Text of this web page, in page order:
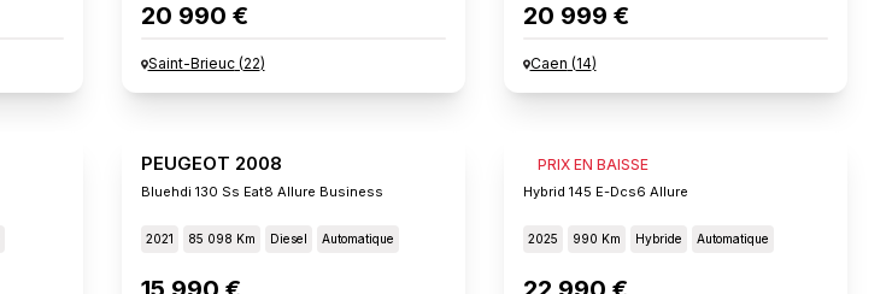
20 990 €
Saint-Brieuc(22)
20 999 €
Caen (14)
PEUGEOT 2008
Bluehdi 130 Ss Eat8 Allure Business
2021 85 098 Km Diesel Automatique
PRIX EN BAISSE
PEUGEOT 2008
Hybrid 145 E-Dcs6 Allure
2025 990 Km Hybride Automatique